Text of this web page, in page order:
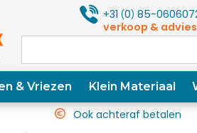
+31(0) 85-
verkoop & advies
& Vriezen Klein Materiaal
Ook achteraf betalen